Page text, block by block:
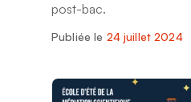
post-bac.
Publiée le 24 juillet 2024